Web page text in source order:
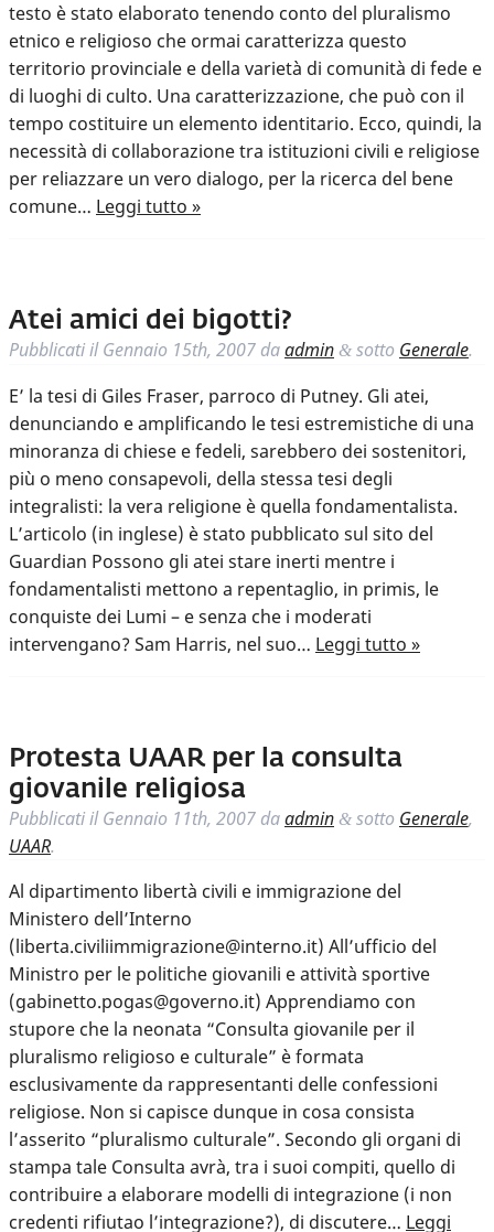
testo è stato elaborato tenendo conto del pluralismo
etnico e religioso che ormai caratterizza questo
territorio provinciale e della varietà di comunità di fede e
di luoghi di culto. Una caratterizzazione, che può con il
tempo costituire un elemento identitario. Ecco, quindi, la
necessità di collaborazione tra istituzioni civili e religiose
per reliazzare un vero dialogo, per la ricerca del bene
comune… Leggi tutto »
Atei amici dei bigotti?
Pubblicati ilGennaio 15th, 2007 daadmin & sotto Generale.
E’ la tesi di Giles Fraser, parroco di Putney. Gli atei,
denunciando e amplificando le tesi estremistiche di una
minoranza di chiese e fedeli, sarebbero dei sostenitori,
più o meno consapevoli, della stessa tesi degli
integralisti: la vera religione è quella fondamentalista.
L’articolo (in inglese) è stato pubblicato sul sito del
Guardian Possono gli atei stare inerti mentre i
fondamentalisti mettono a repentaglio, in primis, le
conquiste dei Lumi – e senza che i moderati
intervengano? Sam Harris, nel suo… Leggi tutto »
Protesta UAAR per la consulta
giovanile religiosa
Pubblicati ilGennaio 11th, 2007 daadmin & sotto Generale,
UAAR.
Al dipartimento libertà civili e immigrazione del
Ministero dell’Interno
(liberta.civiliimmigrazione@interno.it) All’ufficio del
Ministro per le politiche giovanili e attività sportive
(gabinetto.pogas@governo.it) Apprendiamo con
stupore che la neonata “Consulta giovanile per il
pluralismo religioso e culturale” è formata
esclusivamente da rappresentanti delle confessioni
religiose. Non si capisce dunque in cosa consista
l’asserito “pluralismo culturale”. Secondo gli organi di
stampa tale Consulta avrà, tra i suoi compiti, quello di
contribuire a elaborare modelli di integrazione (i non
credenti rifiutao l’integrazione?), di discutere… Leggi